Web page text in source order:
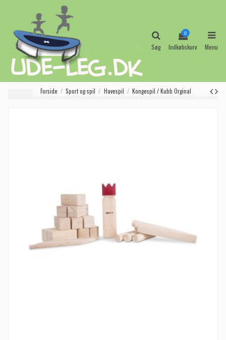
Søg
0
Indkøbskurv Menu
Forside Sport og spil Havespil Kongespil / Kubb Orginal